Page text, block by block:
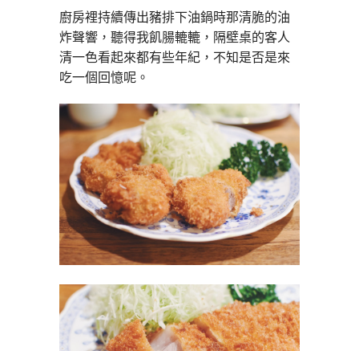
廚房裡持續傳出豬排下油鍋時那清脆的油
炸聲響，聽得我飢腸轆轆，隔壁桌的客人
清一色看起來都有些年紀，不知是否是來
吃一個回憶呢。